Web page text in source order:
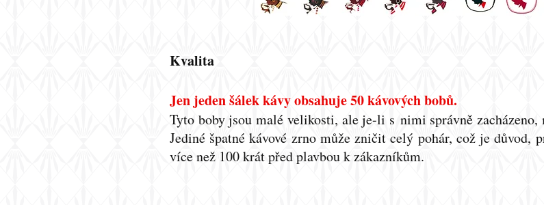
Kvalita
Jen jeden šálek kávy obsahuje 50 kávových bobů.
Tyto boby jsou malé velikosti, ale je-li s nimi správně
Jediné špatné kávové zrno může zničit celý pohár, což je důvod,
více než 100 krát před plavbou k zákazníkům.